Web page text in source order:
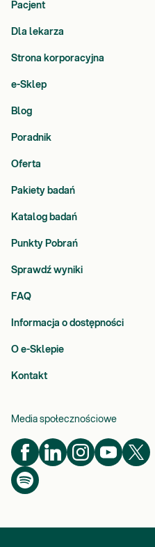
Pacjent
Dla lekarza
Strona korporacyjna
e-Sklep
Blog
Poradnik
Oferta
Pakiety badań
Katalog badań
Punkty Pobrań
Sprawdź wyniki
FAQ
Informacja o dostępności
O e-Sklepie
Kontakt
Media społecznościowe